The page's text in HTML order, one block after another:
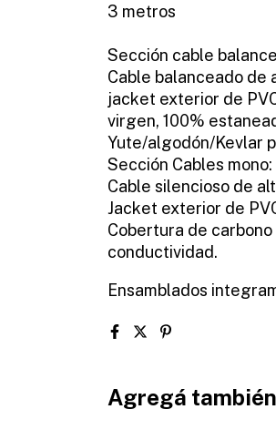
3 metros
Sección cable
Cable balanceado de
jacket exterior de
virgen, 100%
Yute/algodón/Kevlar
Sección Cables mono:
Cable silencioso de
Jacket exterior de
Cobertura de
conductividad.
Ensamblados
Agregá